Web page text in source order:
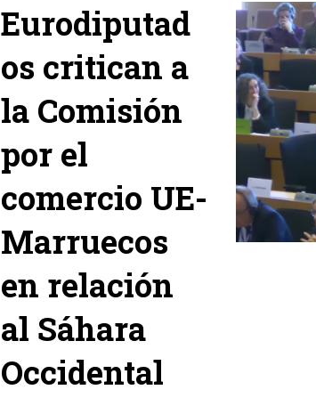
Eurodiputad
os critican a
la Comisión
por el
comercio UE-
Marruecos
en relación
al Sáhara
Occidental